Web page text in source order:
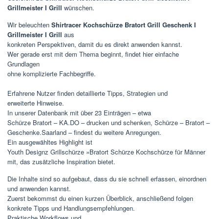
Grillmeister I Grill wünschen.
Wir beleuchten Shirtracer Kochschürze Bratort Grill Geschenk I
Grillmeister I Grill aus
konkreten Perspektiven, damit du es direkt anwenden kannst.
Wer gerade erst mit dem Thema beginnt, findet hier einfache
Grundlagen
ohne komplizierte Fachbegriffe.
Erfahrene Nutzer finden detaillierte Tipps, Strategien und
erweiterte Hinweise.
In unserer Datenbank mit über 23 Einträgen – etwa
Schürze Bratort – KA.DO – drucken und schenken, Schürze – Bratort –
Geschenke.Saarland – findest du weitere Anregungen.
Ein ausgewähltes Highlight ist
Youth Designz Grillschürze »Bratort Schürze Kochschürze für Männer
mit, das zusätzliche Inspiration bietet.
Die Inhalte sind so aufgebaut, dass du sie schnell erfassen, einordnen
und anwenden kannst.
Zuerst bekommst du einen kurzen Überblick, anschließend folgen
konkrete Tipps und Handlungsempfehlungen.